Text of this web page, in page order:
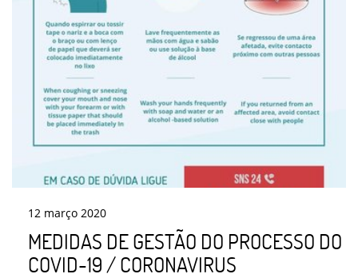
12 março 2020
MEDIDAS DE GESTÃO DO PROCESSO DO
COVID-19 / CORONAVIRUS